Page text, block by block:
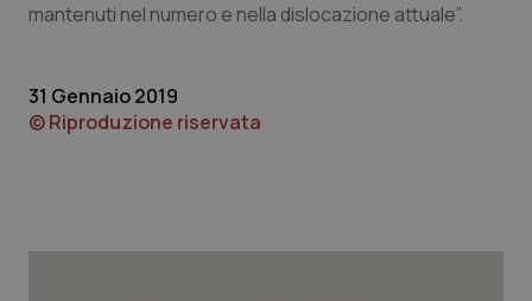
Provincia Autonoma di Bolzano
Infezioni & Febbre
mantenuti nel numero e nella dislocazione attuale”.
31 Gennaio 2019
© Riproduzione riservata